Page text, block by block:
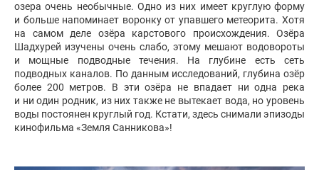
озера очень необычные. Одно из них имеет круглую форму
и больше напоминает воронку от упавшего метеорита. Хотя
на самом деле озёра карстового происхождения. Озёра
Шадхурей изучены очень слабо, этому мешают водовороты
и мощные подводные течения. На глубине есть сеть
подводных каналов. По данным исследований, глубина озёр
более 200 метров. В эти озёра не впадает ни одна река
и ни один родник, из них также не вытекает вода, но уровень
воды постоянен круглый год. Кстати, здесь снимали эпизоды
кинофильма «Земля Санникова»!